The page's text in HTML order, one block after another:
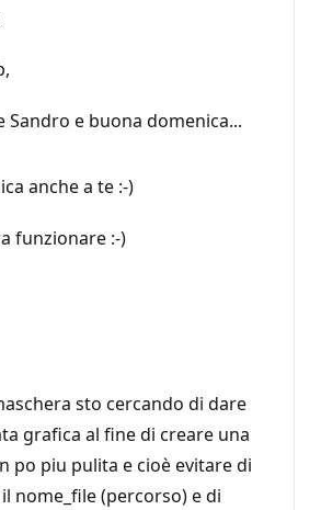
Sandro e buona domenica...
anche a te :-)
funzionare :-)
sto cercando di dare
grafica al fine di creare una
po piu pulita e cioè evitare di
nome_file (percorso) e di